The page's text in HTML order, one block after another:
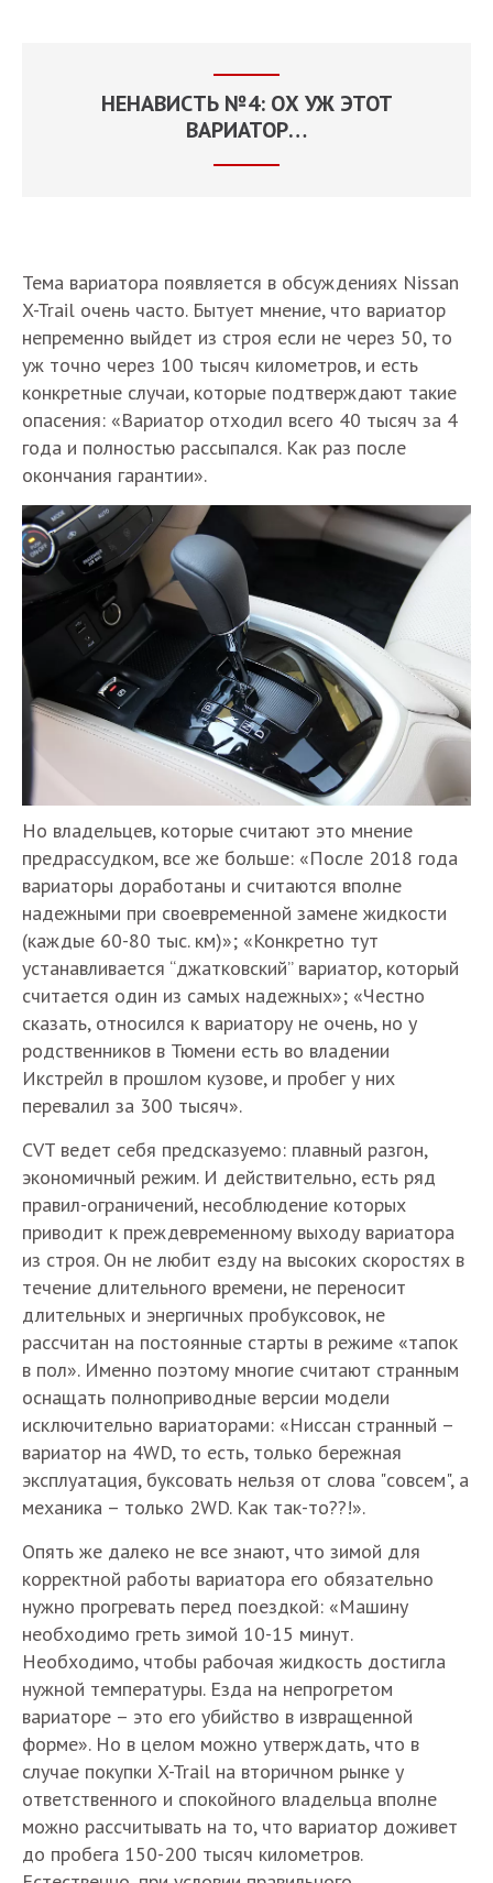
НЕНАВИСТЬ №4: ОХ УЖ ЭТОТ
ВАРИАТОР…
Тема вариатора появляется в обсуждениях Nissan
X-Trail очень часто. Бытует мнение, что вариатор
непременно выйдет из строя если не через 50, то
уж точно через 100 тысяч километров, и есть
конкретные случаи, которые подтверждают такие
опасения: «Вариатор отходил всего 40 тысяч за 4
года и полностью рассыпался. Как раз после
окончания гарантии».
Но владельцев, которые считают это мнение
предрассудком, все же больше: «После 2018 года
вариаторы доработаны и считаются вполне
надежными при своевременной замене жидкости
(каждые 60-80 тыс. км)»; «Конкретно тут
устанавливается “джатковский” вариатор, который
считается один из самых надежных»; «Честно
сказать, относился к вариатору не очень, но у
родственников в Тюмени есть во владении
Икстрейл в прошлом кузове, и пробег у них
перевалил за 300 тысяч».
CVT ведет себя предсказуемо: плавный разгон,
экономичный режим. И действительно, есть ряд
правил-ограничений, несоблюдение которых
приводит к преждевременному выходу вариатора
из строя. Он не любит езду на высоких скоростях в
течение длительного времени, не переносит
длительных и энергичных пробуксовок, не
рассчитан на постоянные старты в режиме «тапок
в пол». Именно поэтому многие считают странным
оснащать полноприводные версии модели
исключительно вариаторами: «Ниссан странный –
вариатор на 4WD, то есть, только бережная
эксплуатация, буксовать нельзя от слова "совсем", а
механика – только 2WD. Как так-то??!».
Опять же далеко не все знают, что зимой для
корректной работы вариатора его обязательно
нужно прогревать перед поездкой: «Машину
необходимо греть зимой 10-15 минут.
Необходимо, чтобы рабочая жидкость достигла
нужной температуры. Езда на непрогретом
вариаторе – это его убийство в извращенной
форме». Но в целом можно утверждать, что в
случае покупки X-Trail на вторичном рынке у
ответственного и спокойного владельца вполне
можно рассчитывать на то, что вариатор доживет
до пробега 150-200 тысяч километров.